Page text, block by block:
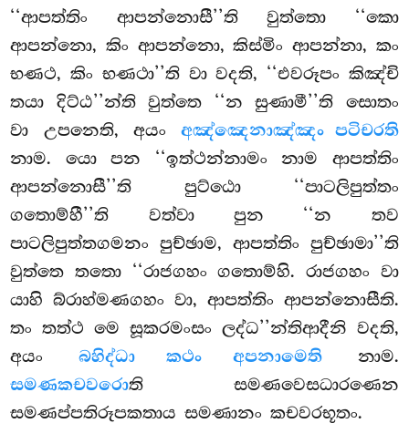
‘‘ආපත්තිං ආපන්නොසී’’ති වුත්තො ‘‘කො
ආපන්නො, කිං ආපන්නො, කිස්මිං ආපන්නා, කං
භණථ, කිං භණථා’’ති වා වදති, ‘‘එවරූපං කිඤ්චි
තයා දිට්ඨ’’න්ති වුත්තෙ ‘‘න සුණාමී’’ති සොතං
වා උපනෙති, අයංඅඤ්ඤෙනාඤ්ඤං පටිචරති
නාම. යො පන ‘‘ඉත්ථන්නාමං නාම ආපත්තිං
ආපන්නොසී’’ති පුට්ඨො ‘‘පාටලිපුත්තං
ගතොම්හී’’ති වත්වා පුන ‘‘න තව
පාටලිපුත්තගමනං පුච්ඡාම, ආපත්තිං පුච්ඡාමා’’ති
වුත්තෙ තතො ‘‘රාජගහං ගතොම්හි. රාජගහං වා
යාහි බ්රාහ්මණගහං වා, ආපත්තිං ආපන්නොසීති.
තං තත්ථ මෙ සූකරමංසං ලද්ධ’’න්තිආදීනි වදති,
අයංබහිද්ධා කථං අපනාමෙතිනාම.
සමණකචවරොති සමණවෙසධාරණෙන
සමණප්පතිරූපකතාය සමණානං කචවරභූතං.